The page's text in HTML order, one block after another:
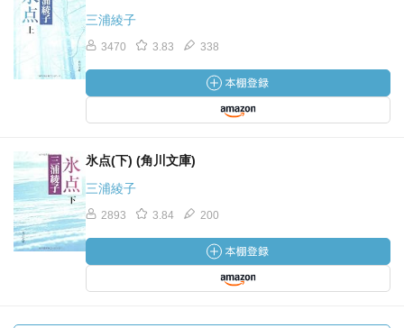
三浦綾子
3470 3.83 338
氷点(下) (角川文庫)
三浦綾子
2893 3.84 200